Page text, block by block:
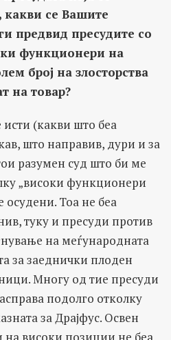
какви се Вашите
предвид пресудите со
функционери на
број на злосторства
на товар?
(какви што беа
што направив, дури и за
разумен суд што би ме
„високи функционери
осудени. Тоа не беа
туку и пресуди против
на меѓународната
за заеднички плоден
Многу од тие пресуди
подолго отколку
за Драјфус. Освен